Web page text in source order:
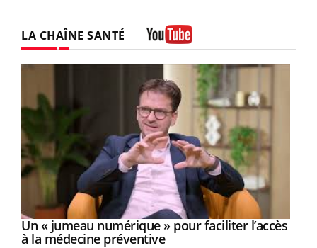
LA CHAÎNE SANTÉ
Youtube
Un « jumeau numérique » pour faciliter l’accès
à la médecine préventiveYoutube